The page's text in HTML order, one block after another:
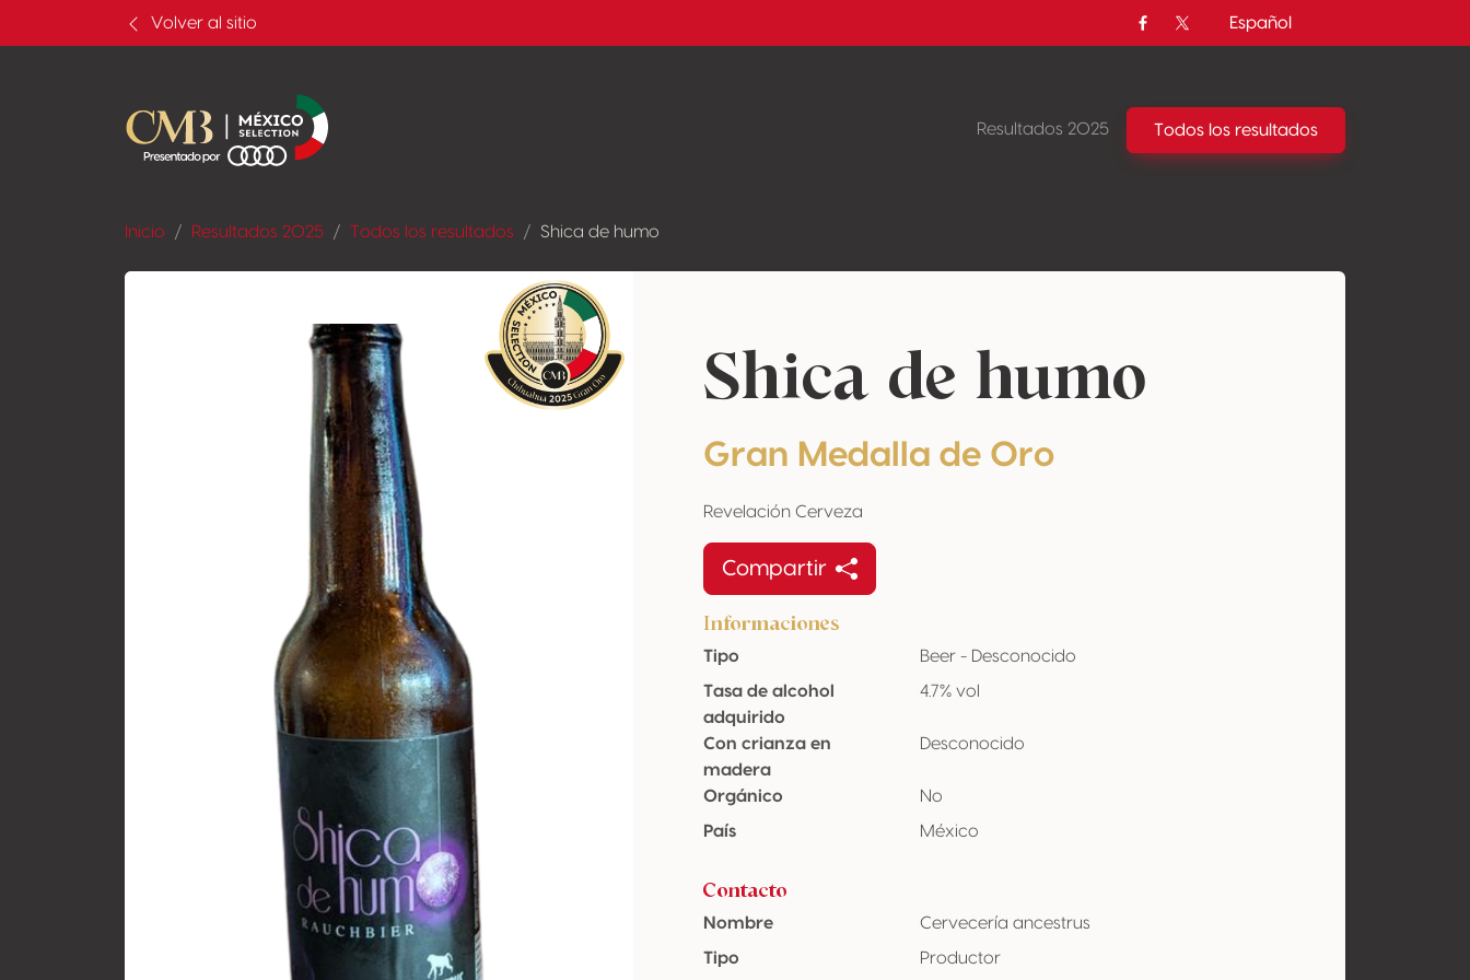
Volver al sitio
FacebookTwitter / X
Español
Resultados 2025 Todos los resultados
Inicio Resultados 2025 Todos los resultados Shica de humo
Shica de humo
Gran Medalla de Oro
Revelación Cerveza
Compartir
Informaciones
Tipo
Beer - Desconocido
Tasa de alcohol
adquirido
4.7% vol
Con crianza en
madera
Desconocido
Orgánico
No
País
México
Contacto
Nombre
Cervecería ancestrus
Tipo
Productor